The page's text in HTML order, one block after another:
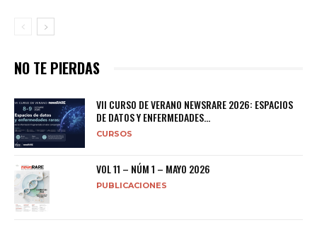
NO TE PIERDAS
VII CURSO DE VERANO NEWSRARE 2026: ESPACIOS
DE DATOS Y ENFERMEDADES...
CURSOS
VOL 11 – NÚM 1 – MAYO 2026
PUBLICACIONES